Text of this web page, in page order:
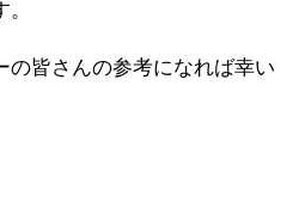
の皆さんの参考になれば幸い